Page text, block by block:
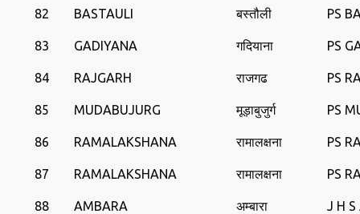
82 BASTAULI बस्तौली PS
83 GADIYANA गदियाना PS
84 RAJGARH राजगढ PS
85 MUDABUJURG मूड़ाबुजुर्ग PS
86 RAMALAKSHANA रामालक्षना PS
87 RAMALAKSHANA रामालक्षना PS
88 AMBARA अम्बारा J H